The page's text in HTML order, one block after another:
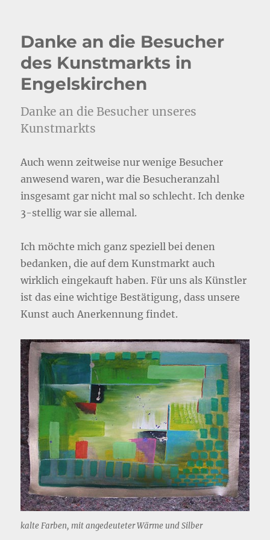
Danke an die Besucher
des Kunstmarkts in
Engelskirchen
Danke an die Besucher unseres
Kunstmarkts
Auch wenn zeitweise nur wenige Besucher
anwesend waren, war die Besucheranzahl
insgesamt gar nicht mal so schlecht. Ich denke
3-stellig war sie allemal.
Ich möchte mich ganz speziell bei denen
bedanken, die auf dem Kunstmarkt auch
wirklich eingekauft haben. Für uns als Künstler
ist das eine wichtige Bestätigung, dass unsere
Kunst auch Anerkennung findet.
kalte Farben, mit angedeuteter Wärme und Silber